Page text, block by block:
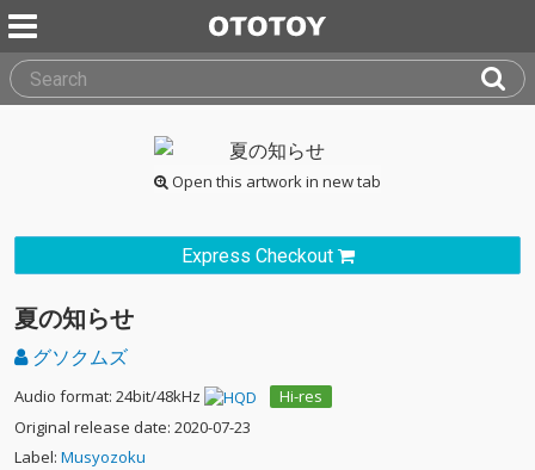
Open this artwork in new tab
Express Checkout
夏の知らせ
グソクムズ
Audio format: 24bit/48kHz
Hi-res
Original release date: 2020-07-23
Label: Musyozoku